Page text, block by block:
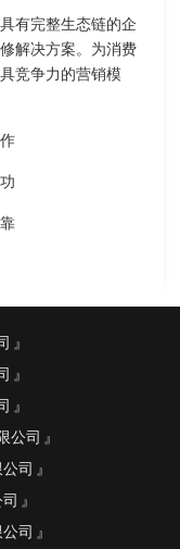
有完整生态链的企
解决方案。为消费
竞争力的营销模
公司
司
司